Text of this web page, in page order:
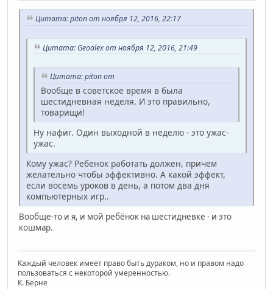
Цитата: piton от ноября 12, 2016, 22:17
Цитата: Geoalex от ноября 12, 2016, 21:49
Цитата: piton от
Вообще в советское время в была
шестидневная неделя. И это правильно,
товарищи!
Ну нафиг. Один выходной в неделю - это ужас-
ужас.
Кому ужас? Ребенок работать должен, причем
желательно чтобы эффективно. А какой эффект,
если восемь уроков в день, а потом два дня
компьютерных игр..
Вообще-то и я, и мой ребёнок на шестидневке - и это
кошмар.
Каждый человек имеет право быть дураком, но и правом надо
пользоваться с некоторой умеренностью.
К. Берне